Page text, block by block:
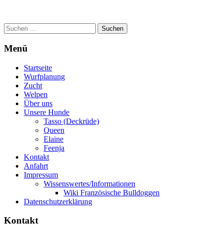
Post
navigation
Suchen
nach:
Menü
Startseite
Wurfplanung
Zucht
Welpen
Über uns
Unsere Hunde
Tasso (Deckrüde)
Queen
Elaine
Feenja
Kontakt
Anfahrt
Impressum
Wissenswertes/Informationen
Wiki Französische Bulldoggen
Datenschutzerklärung
Kontakt